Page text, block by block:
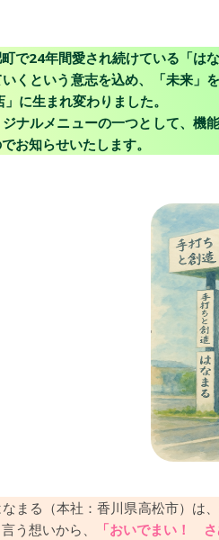
で24年間愛され続けている「は
くという意志を込め、「未来」
に生まれ変わりました。
ナルメニューの一つとして、機
お知らせいたします。
まる（本社：香川県高松市）は
う想いから、
「おいでまい！ さ